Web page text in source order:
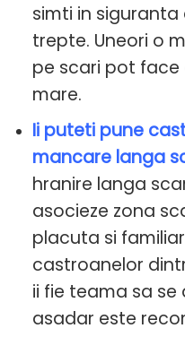
simti in
trepte. Uneori o
pe scari pot
mare.
Ii puteti pune
mancare langa
hranire langa
asocieze zona
placuta si
castroanelor
ii fie teama sa
asadar este